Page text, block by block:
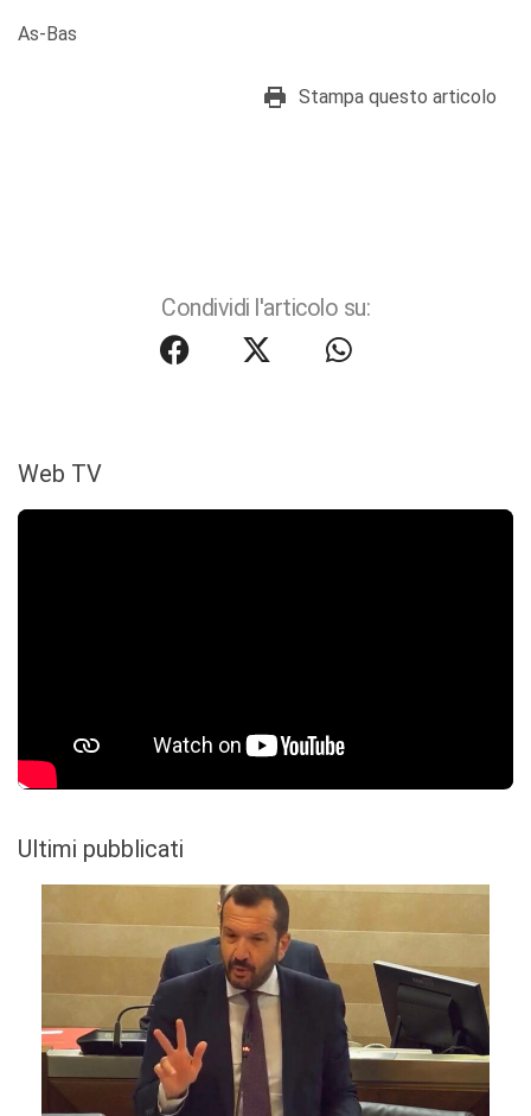
As-Bas
Stampa questo articolo
Condividi l'articolo su:
Web TV
Ultimi pubblicati